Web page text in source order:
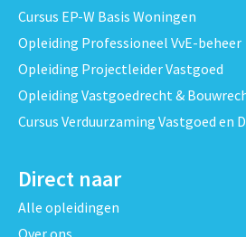
Cursus EP-W Basis Woningen
Opleiding Professioneel VvE-beheer
Opleiding Projectleider Vastgoed
Opleiding Vastgoedrecht &
Cursus Verduurzaming Vastgoed en
Direct naar
Alle opleidingen
Over ons